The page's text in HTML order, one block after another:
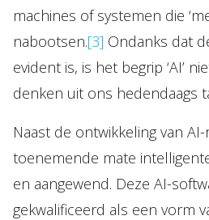
machines of systemen die
nabootsen.[3] Ondanks dat
evident is, is het begrip ‘AI’
denken uit ons hedendaags
Naast de ontwikkeling van
toenemende mate
en aangewend. Deze AI-
gekwalificeerd als een vorm